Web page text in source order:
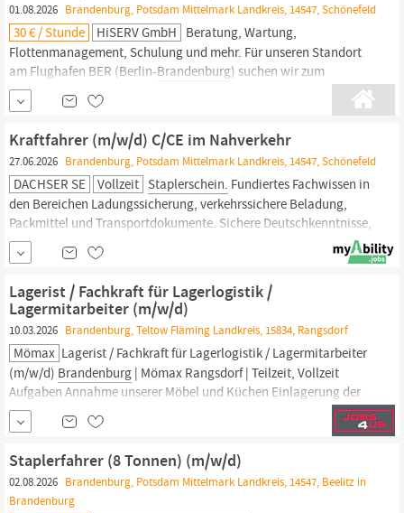
01.08.2026 Brandenburg, Potsdam Mittelmark Landkreis, 14547, Schönefeld
30 € / Stunde HiSERV GmbH Beratung, Wartung,
Flottenmanagement, Schulung und mehr. Für unseren Standort
am Flughafen BER (Berlin-Brandenburg) suchen wir zum
nächstmöglichen Zeitpunkt eineMetallbauer für die
Instandhaltung von Luftfahrt-Bodengeräte (m/w/d) Deine
Aufgabe ist es, unseren Werkstattstandort in Schönefeld im
Bereich Wartung, Prüfung und Instandsetzung von...
Kraftfahrer (m/w/d) C/CE im Nahverkehr
27.06.2026 Brandenburg, Potsdam Mittelmark Landkreis, 14547, Schönefeld
DACHSER SE Vollzeit Staplerschein. Fundiertes Fachwissen in
den Bereichen Ladungssicherung, verkehrssichere Beladung,
Packmittel und Transportdokumente. Sichere Deutschkenntnisse,
Zuverlässigkeit, Flexibilität, Serviceorientierung Unser Angebot
Moderne Arbeitsumgebung und flexible Arbeitszeiten
(Gleitzeitregelung, Arbeitszeitkonto) Meine DACHSER Benefits -
Ein flexibles...
Lagerist / Fachkraft für Lagerlogistik /
Lagermitarbeiter (m/w/d)
10.03.2026 Brandenburg, Teltow Fläming Landkreis, 15834, Rangsdorf
Mömax Lagerist / Fachkraft für Lagerlogistik / Lagermitarbeiter
(m/w/d) Brandenburg | Mömax Rangsdorf | Teilzeit, Vollzeit
Aufgaben Annahme unserer Möbel und Küchen Einlagerung der
Ware Durchführung von Bestandskontrollen Kommissionierung
der Ware für den Endkunden Bedienung von Kunden an der
Warenausgabe Qualifikationen Abgeschlossene Berufsausbildung
in der
Staplerfahrer (8 Tonnen) (m/w/d)
02.08.2026 Brandenburg, Potsdam Mittelmark Landkreis, 14547, Beelitz in
Brandenburg